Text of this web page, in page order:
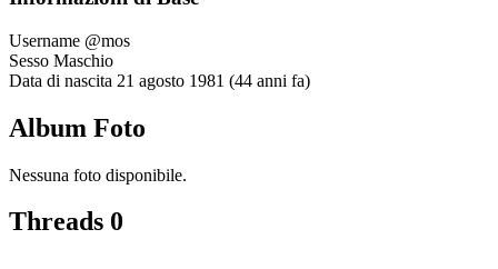
Username @mos
Sesso Maschio
Data di nascita 21 agosto 1981 (44 anni fa)
Album Foto
Nessuna foto disponibile.
Threads 0